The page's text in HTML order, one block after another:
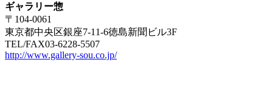
ギャラリー惣
〒104-0061
東京都中央区銀座7-11-6徳島新聞ビル3F
TEL/FAX03-6228-5507
http://www.gallery-sou.co.jp/